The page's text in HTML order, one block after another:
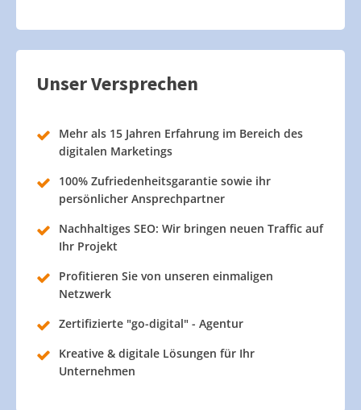
Unser Versprechen
Mehr als 15 Jahren Erfahrung im Bereich des
digitalen Marketings
100% Zufriedenheitsgarantie sowie ihr
persönlicher Ansprechpartner
Nachhaltiges SEO: Wir bringen neuen Traffic auf
Ihr Projekt
Profitieren Sie von unseren einmaligen
Netzwerk
Zertifizierte "go-digital" - Agentur
Kreative & digitale Lösungen für Ihr
Unternehmen